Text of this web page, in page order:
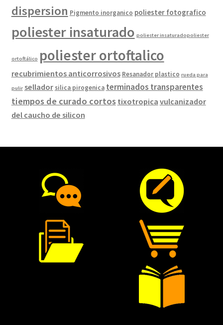
dispersion Pigmento inorganico poliester fotografico
poliester insaturado poliester insaturadopoliester
ortoftálico poliester ortoftalico
recubrimientos anticorrosivos Resanador plastico rueda para
pulir sellador silica pirogenica terminados transparentes
tiempos de curado cortos tixotropica vulcanizador
del caucho de silicon